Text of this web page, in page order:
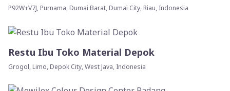
P92W+V7J, Purnama, Dumai Barat, Dumai City, Riau, Indonesia
Restu Ibu Toko Material Depok
Grogol, Limo, Depok City, West Java, Indonesia